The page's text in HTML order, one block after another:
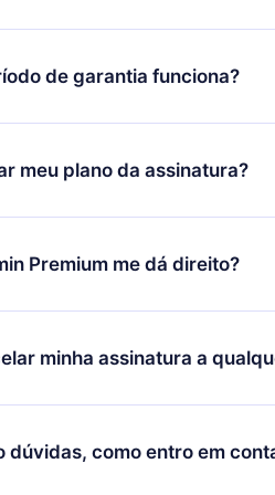
de garantia funciona?
nosso aplicativo e começar
satisfeito com nossa
(contato@12min.com) em
meu plano da assinatura?
só se aplicará a partir do
decidiu mudar sua assinatura
o plano anual, o novo plano só
Premium me dá direito?
é um plano que te garante
em 3 línguas (Inglês,
momento através do nosso
minha assinatura a
por não renovar sua
e o próximo ciclo de
dúvidas, como entro em